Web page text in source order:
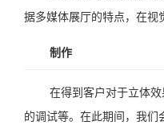
据多媒体展厅的特点，在视
制作
在得到客户对于立体
的调试等。在此期间，我们